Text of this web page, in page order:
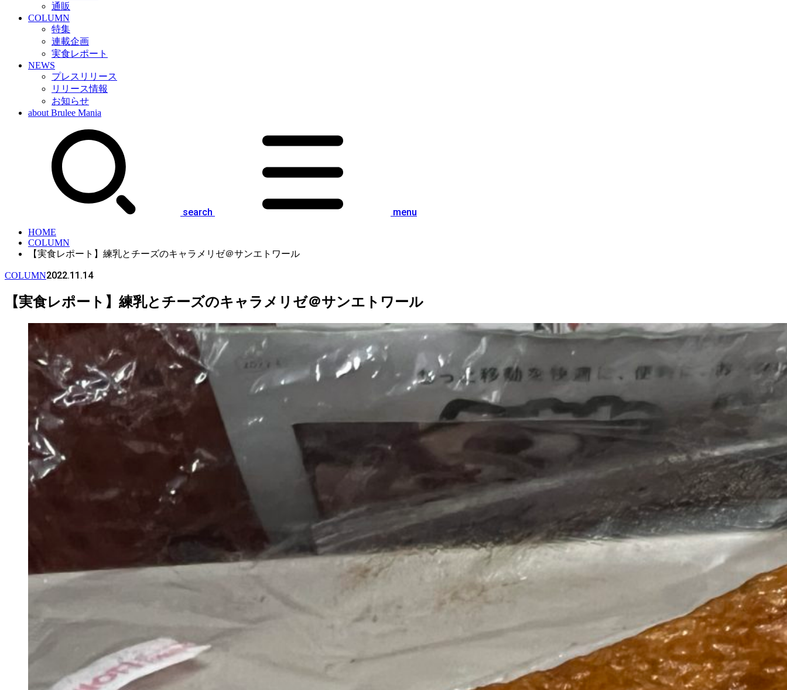
通販
COLUMN
特集
連載企画
実食レポート
NEWS
プレスリリース
リリース情報
お知らせ
about Brulee Mania
search menu
HOME
COLUMN
【実食レポート】練乳とチーズのキャラメリゼ＠サンエトワール
COLUMN2022.11.14
【実食レポート】練乳とチーズのキャラメリゼ＠サンエトワール